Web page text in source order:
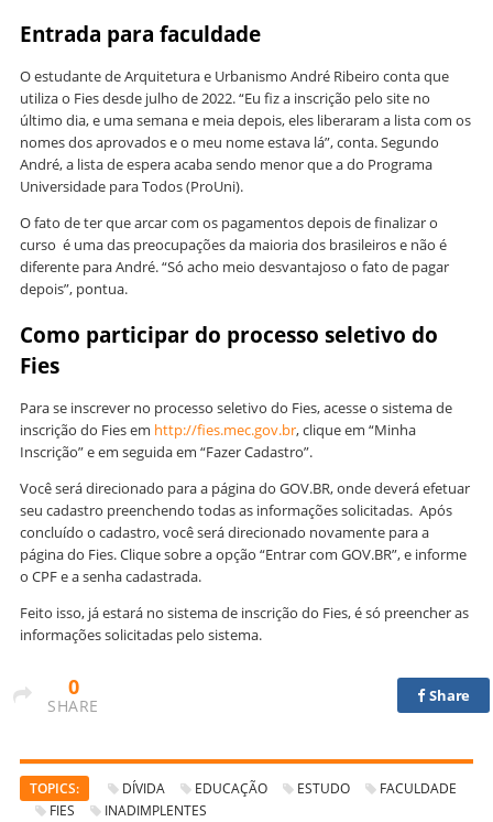
Entrada para faculdade
O estudante de Arquitetura e Urbanismo André Ribeiro conta que
utiliza o Fies desde julho de 2022. “Eu fiz a inscrição pelo site no
último dia, e uma semana e meia depois, eles liberaram a lista com os
nomes dos aprovados e o meu nome estava lá”, conta. Segundo
André, a lista de espera acaba sendo menor que a do Programa
Universidade para Todos (ProUni).
O fato de ter que arcar com os pagamentos depois de finalizar o
curso é uma das preocupações da maioria dos brasileiros e não é
diferente para André. “Só acho meio desvantajoso o fato de pagar
depois”, pontua.
Como participar do processo seletivo do
Fies
Para se inscrever no processo seletivo do Fies, acesse o sistema de
inscrição do Fies em http://fies.mec.gov.br, clique em “Minha
Inscrição” e em seguida em “Fazer Cadastro”.
Você será direcionado para a página do GOV.BR, onde deverá efetuar
seu cadastro preenchendo todas as informações solicitadas. Após
concluído o cadastro, você será direcionado novamente para a
página do Fies. Clique sobre a opção “Entrar com GOV.BR”, e informe
o CPF e a senha cadastrada.
Feito isso, já estará no sistema de inscrição do Fies, é só preencher as
informações solicitadas pelo sistema.
0
SHARE
Share
TOPICS: DÍVIDA EDUCAÇÃO ESTUDO
FACULDADE
FIES
INADIMPLENTES